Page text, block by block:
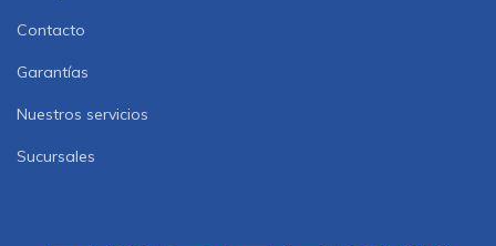
Contacto
Garantías
Nuestros servicios
Sucursales